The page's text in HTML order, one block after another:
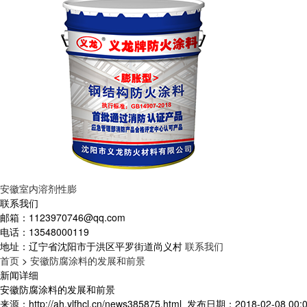
安徽室内溶剂性膨
联系我们
邮箱： 1123970746@qq.com
电话： 13548000119
地址： 辽宁省沈阳市于洪区平罗街道尚义村 联系我们
首页 > 安徽防腐涂料的发展和前景
新闻详细
安徽防腐涂料的发展和前景
来源：http://ah.ylfhcl.cn/news385875.html 发布日期：2018-02-08